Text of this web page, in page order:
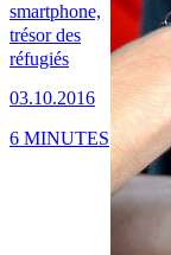
smartphone,
trésor des
réfugiés
03.10.2016
6 MINUTES